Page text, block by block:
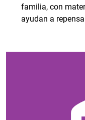
familia, con
ayudan a